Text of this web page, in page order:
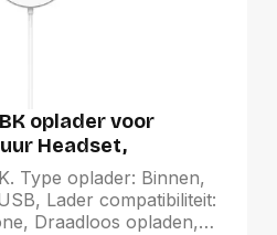
oplader voor
Headset,
USB Draadloos
Binnen
Type oplader: Binnen,
Lader compatibiliteit:
Draadloos opladen,